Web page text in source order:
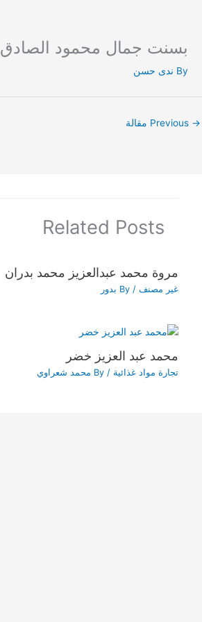
content
بسنت جمال محمود الصادق
By ندى حسن
→
Related Posts
مروة محمد عبدالعزيز محمد بدران
غير مصنف / By بدور
محمد عبد العزيز خضر
تجارة مواد غذائية / By محمد شعراوي